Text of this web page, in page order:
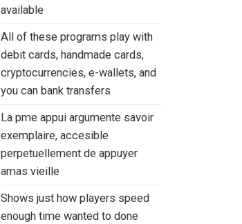
available
All of these programs play with
debit cards, handmade cards,
cryptocurrencies, e-wallets, and
you can bank transfers
La pme appui argumente savoir
exemplaire, accesible
perpetuellement de appuyer
amas vieille
Shows just how players speed
enough time wanted to done